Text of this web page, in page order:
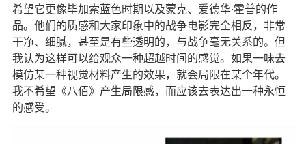
希望它更像毕加索蓝色时期以及蒙克、爱德华·霍普的作
品。他们的质感和大家印象中的战争电影完全相反，非常
干净、细腻，甚至是有些透明的，与战争毫无关系的。但
我认为这样可以给观众一种超越时间的感觉。如果一味去
模仿某一种视觉材料产生的效果，就会局限在某个年代。
我不希望《八佰》产生局限感，而应该去表达出一种永恒
的感受。